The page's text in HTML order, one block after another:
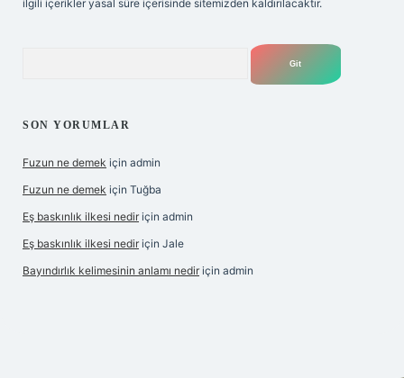
ilgili içerikler yasal süre içerisinde sitemizden kaldırılacaktır.
SON YORUMLAR
Fuzun ne demek için admin
Fuzun ne demek için Tuğba
Eş baskınlık ilkesi nedir için admin
Eş baskınlık ilkesi nedir için Jale
Bayındırlık kelimesinin anlamı nedir için admin